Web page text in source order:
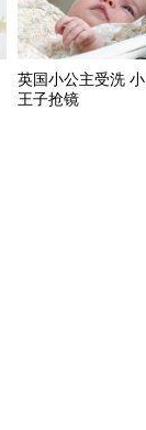
英国小公主受洗 小
王子抢镜